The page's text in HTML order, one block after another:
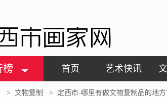
市画家网
榜 首页 艺术快讯
> 文物复制 > 定西市-哪里有做文物复制品的地方